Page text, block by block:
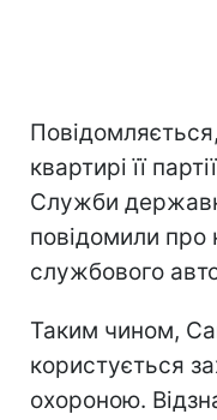
квартирі її
Служби
повідомили про
службового
Таким чином,
користується
охороною.